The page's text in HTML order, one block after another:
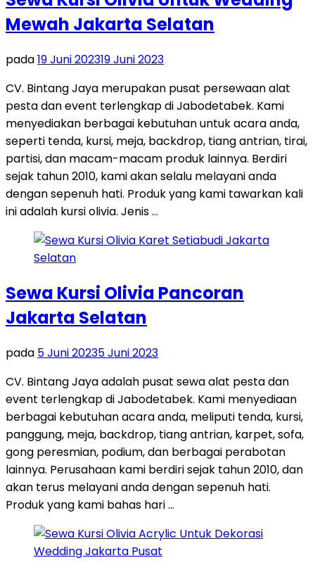
Mewah Jakarta Selatan
pada19 Juni 202319 Juni 2023
CV. Bintang Jaya merupakan pusat persewaan alat
pesta dan event terlengkap di Jabodetabek. Kami
menyediakan berbagai kebutuhan untuk acara anda,
seperti tenda, kursi, meja, backdrop, tiang antrian, tirai,
partisi, dan macam-macam produk lainnya. Berdiri
sejak tahun 2010, kami akan selalu melayani anda
dengan sepenuh hati. Produk yang kami tawarkan kali
ini adalah kursi olivia. Jenis …
Sewa Kursi Olivia Pancoran
Jakarta Selatan
pada 5 Juni 20235 Juni 2023
CV. Bintang Jaya adalah pusat sewa alat pesta dan
event terlengkap di Jabodetabek. Kami menyediaan
berbagai kebutuhan acara anda, meliputi tenda, kursi,
panggung, meja, backdrop, tiang antrian, karpet, sofa,
gong peresmian, podium, dan berbagai perabotan
lainnya. Perusahaan kami berdiri sejak tahun 2010, dan
akan terus melayani anda dengan sepenuh hati.
Produk yang kami bahas hari …